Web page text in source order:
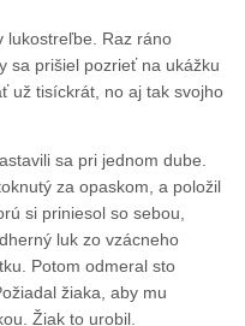
lukostreľbe. Raz ráno
sa prišiel pozrieť na ukážku
už tisíckrát, no aj tak svojho
sa pri jednom dube.
za opaskom, a položil
si priniesol so sebou,
luk zo vzácneho
Potom odmeral sto
žiaka, aby mu
Žiak to urobil.